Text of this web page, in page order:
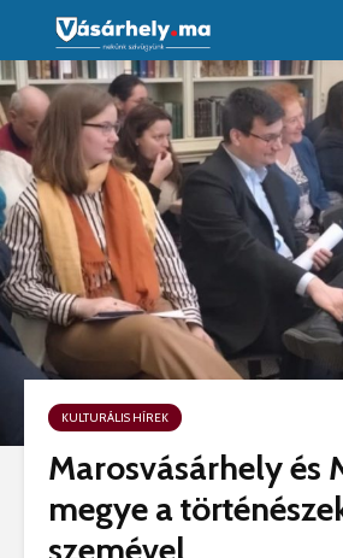
KULTURÁLIS HÍREK
Marosvásárhely és
megye a
szemével